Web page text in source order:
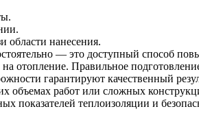
области нанесения.
— это доступный способ
отопление. Правильное
гарантируют качественный
объемах работ или сложных
показателей теплоизоляции и